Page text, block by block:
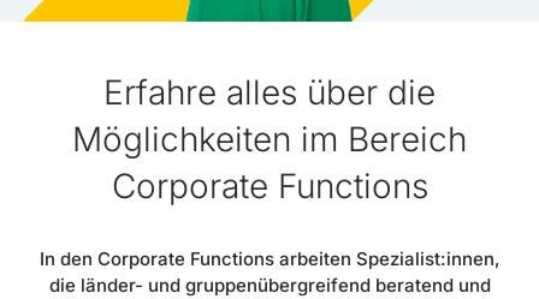
Erfahre alles über die
Möglichkeiten im Bereich
Corporate Functions
In den Corporate Functions arbeiten Spezialist:innen,
die länder- und gruppenübergreifend beratend und